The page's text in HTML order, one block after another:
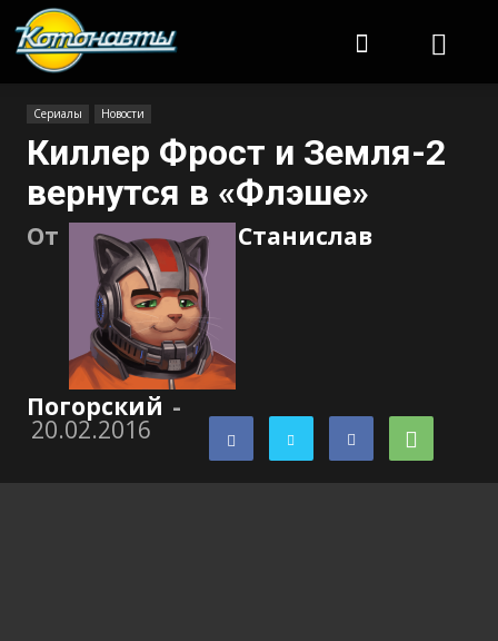
Сериалы Новости
Киллер Фрост и Земля-2
вернутся в «Флэше»
От Станислав
Погорский -
20.02.2016